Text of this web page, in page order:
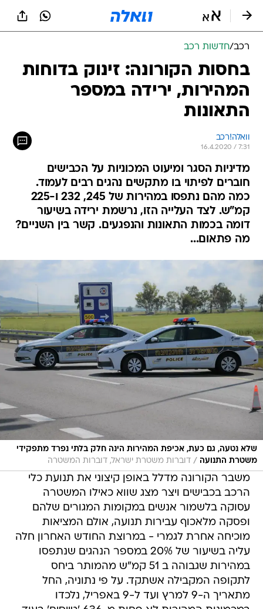
רכב/חדשות רכב
בחסות הקורונה: זינוק בדוחות
המהירות, ירידה במספר
התאונות
וואלה!רכב
16.4.2020 / 7:31
מדיניות הסגר ומיעוט המכוניות על הכבישים
חוברים לפיתוי בו מתקשים נהגים רבים לעמוד.
כמה מהם נתפסו במהירות של 245, 232 ו-225
קמ"ש. לצד העלייה הזו, נרשמת ירידה בשיעור
דומה בכמות התאונות והנפגעים. קשר בין השניים?
מה פתאום...
שלא נטעה, גם כעת, אכיפת המהירות הינה חלק בלתי נפרד מתפקידי
משטרת התנועה / דוברות משטרת ישראל, דוברות המשטרה
משבר הקורונה מדלל באופן קיצוני את תנועת כלי
הרכב בכבישים ויצר מצג שווא כאילו המשטרה
עסוקה בלשמור אנשים במקומות המגורים שלהם
ופסקה מלאכוף עבירות תנועה, אולם המציאות
מוכיחה אחרת לגמרי - במרוצת החודש האחרון חלה
עליה בשיעור של 20% במספר הנהגים שנתפסו
במהירות שגבוהה ב 51 קמ"ש מהמותר ביחס
לתקופה המקבילה אשתקד. על פי נתוניה, החל
מתאריך ה-9 למרץ ועד ל-9 באפריל, נלכדו